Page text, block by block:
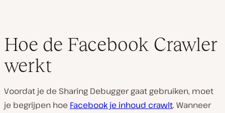
Hoe de Facebook Crawler
werkt
Voordat je de Sharing Debugger gaat gebruiken, moet
je begrijpen hoe Facebook je inhoud crawlt. Wanneer